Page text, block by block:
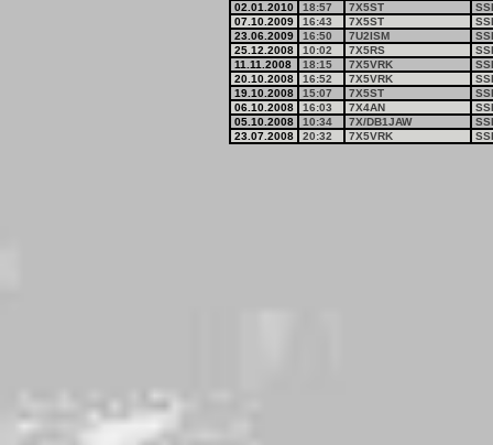
02.01.2010
18:57 7X5ST
07.10.2009
16:43 7X5ST
23.06.2009
16:50 7U2ISM
25.12.2008
10:02 7X5RS
11.11.2008
18:15 7X5VRK
20.10.2008
16:52 7X5VRK
19.10.2008
15:07 7X5ST
06.10.2008
16:03 7X4AN
05.10.2008
10:34 7X/DB1JAW
23.07.2008
20:32 7X5VRK